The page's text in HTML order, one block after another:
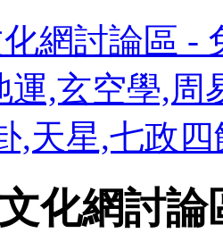
網討論區 -
運,玄空學,周
,天星,七政
化網討